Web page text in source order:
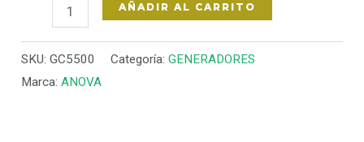
AÑADIR AL CARRITO
SKU:GC5500 Categoría:GENERADORES
Marca:ANOVA